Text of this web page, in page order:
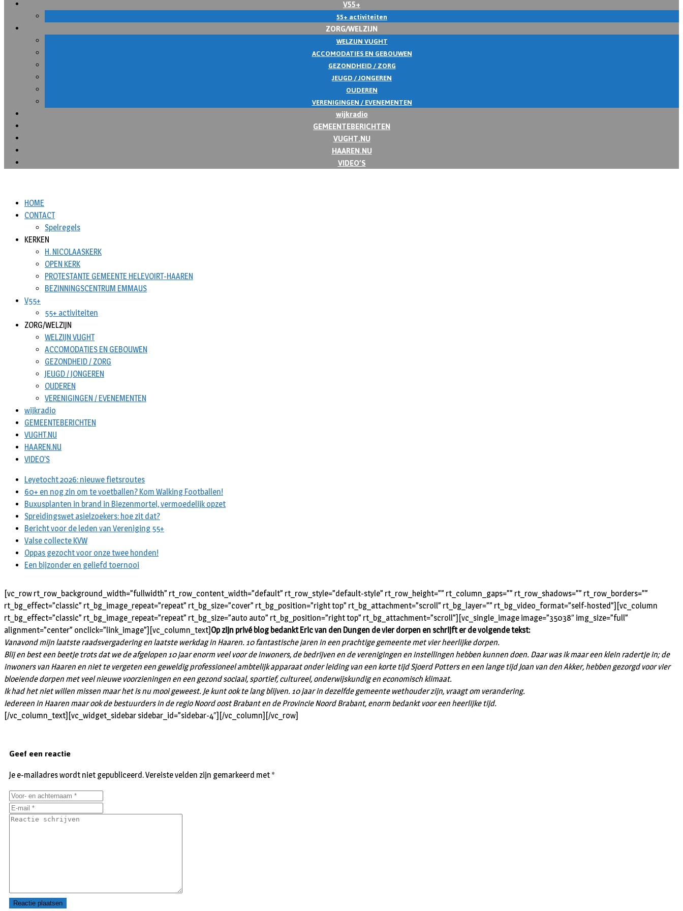
V55+
55+ activiteiten
ZORG/WELZIJN
WELZIJN VUGHT
ACCOMODATIES EN GEBOUWEN
GEZONDHEID / ZORG
JEUGD / JONGEREN
OUDEREN
VERENIGINGEN / EVENEMENTEN
wijkradio
GEMEENTEBERICHTEN
VUGHT.NU
HAAREN.NU
VIDEO’S
HOME
CONTACT
Spelregels
KERKEN
H. NICOLAASKERK
OPEN KERK
PROTESTANTE GEMEENTE HELEVOIRT-HAAREN
BEZINNINGSCENTRUM EMMAUS
V55+
55+ activiteiten
ZORG/WELZIJN
WELZIJN VUGHT
ACCOMODATIES EN GEBOUWEN
GEZONDHEID / ZORG
JEUGD / JONGEREN
OUDEREN
VERENIGINGEN / EVENEMENTEN
wijkradio
GEMEENTEBERICHTEN
VUGHT.NU
HAAREN.NU
VIDEO’S
Leyetocht 2026: nieuwe fietsroutes
60+ en nog zin om te voetballen? Kom Walking Footballen!
Buxusplanten in brand in Biezenmortel, vermoedelijk opzet
Spreidingswet asielzoekers: hoe zit dat?
Bericht voor de leden van Vereniging 55+
Valse collecte KVW
Oppas gezocht voor onze twee honden!
Een bijzonder en geliefd toernooi
[vc_row rt_row_background_width=”fullwidth” rt_row_content_width=”default” rt_row_style=”default-style” rt_row_height=”” rt_column_gaps=”” rt_row_shadows=”” rt_row_borders=””
rt_bg_effect=”classic” rt_bg_image_repeat=”repeat” rt_bg_size=”cover” rt_bg_position=”right top” rt_bg_attachment=”scroll” rt_bg_layer=”” rt_bg_video_format=”self-hosted”][vc_column
rt_bg_effect=”classic” rt_bg_image_repeat=”repeat” rt_bg_size=”auto auto” rt_bg_position=”right top” rt_bg_attachment=”scroll”][vc_single_image image=”35038″ img_size=”full”
alignment=”center” onclick=”link_image”][vc_column_text] Op zijn privé blog bedankt Eric van den Dungen de vier dorpen en schrijft er de volgende tekst:
Vanavond mijn laatste raadsvergadering en laatste werkdag in Haaren. 10 fantastische jaren in een prachtige gemeente met vier heerlijke dorpen.
Blij en best een beetje trots dat we de afgelopen 10 jaar enorm veel voor de inwoners, de bedrijven en de verenigingen en instellingen hebben kunnen doen. Daar was ik maar een klein radertje in; de
inwoners van Haaren en niet te vergeten een geweldig professioneel ambtelijk apparaat onder leiding van een korte tijd Sjoerd Potters en een lange tijd Joan van den Akker, hebben gezorgd voor vier
bloeiende dorpen met veel nieuwe voorzieningen en een gezond sociaal, sportief, cultureel, onderwijskundig en economisch klimaat.
Ik had het niet willen missen maar het is nu mooi geweest. Je kunt ook te lang blijven. 10 jaar in dezelfde gemeente wethouder zijn, vraagt om verandering.
Iedereen in Haaren maar ook de bestuurders in de regio Noord oost Brabant en de Provincie Noord Brabant, enorm bedankt voor een heerlijke tijd.
[/vc_column_text][vc_widget_sidebar sidebar_id=”sidebar-4″][/vc_column][/vc_row]
Geef een reactie
Je e-mailadres wordt niet gepubliceerd.Vereiste velden zijn gemarkeerd met *